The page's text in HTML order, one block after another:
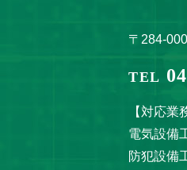
〒284-
TEL
【対応業
電気設備
防犯設備